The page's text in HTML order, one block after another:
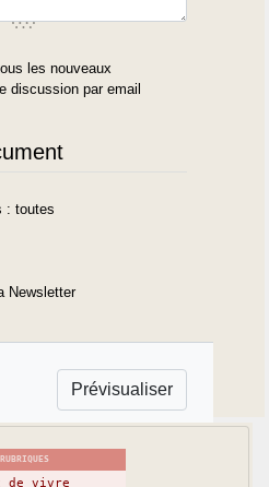
les nouveaux
discussion par email
: toutes
Newsletter
RUBRIQUES
de vivre